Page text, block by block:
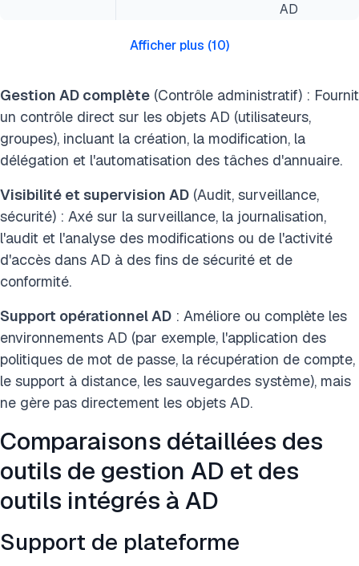
AD
Afficher plus (10)
Gestion AD complète (Contrôle administratif) : Fournit
un contrôle direct sur les objets AD (utilisateurs,
groupes), incluant la création, la modification, la
délégation et l'automatisation des tâches d'annuaire.
Visibilité et supervision AD (Audit, surveillance,
sécurité) : Axé sur la surveillance, la journalisation,
l'audit et l'analyse des modifications ou de l'activité
d'accès dans AD à des fins de sécurité et de
conformité.
Support opérationnel AD : Améliore ou complète les
environnements AD (par exemple, l'application des
politiques de mot de passe, la récupération de compte,
le support à distance, les sauvegardes système), mais
ne gère pas directement les objets AD.
Comparaisons détaillées des
outils de gestion AD et des
outils intégrés à AD
Support de plateforme